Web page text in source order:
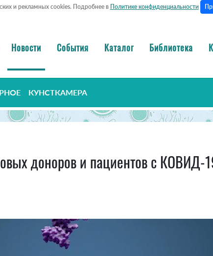
и рекламных cookies. Подробнее в Политике конфиденциальности
Новости События Каталог Библиотека
КУНСТКАМЕРА
доноров и пациентов с КОВИД-